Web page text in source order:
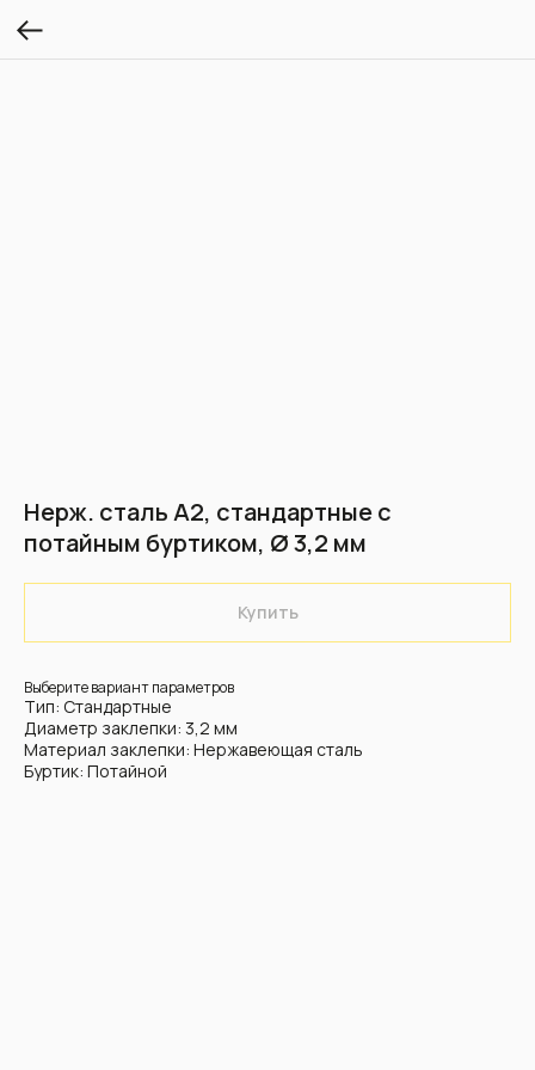
Нерж. сталь А2, стандартные с
потайным буртиком, Ø 3,2 мм
Купить
Выберите вариант параметров
Тип: Стандартные
Диаметр заклепки: 3,2 мм
Материал заклепки: Нержавеющая сталь
Буртик: Потайной